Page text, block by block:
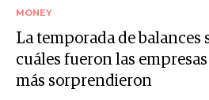
MONEY
La temporada de balances
cuáles fueron las
más sorprendieron